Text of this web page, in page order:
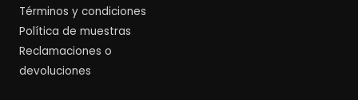
Términos y condiciones
Política de muestras
Reclamaciones o
devoluciones